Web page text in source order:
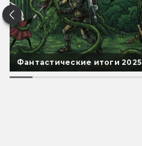
Фантастические итоги 2025